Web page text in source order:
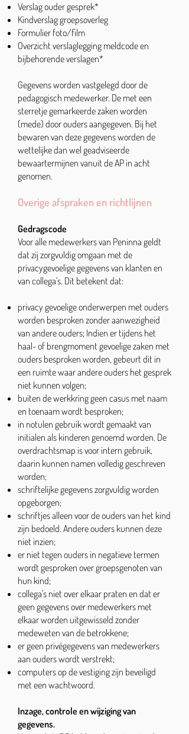
Verslag ouder gesprek*
Kindverslag groepsoverleg
Formulier foto/film
Overzicht verslaglegging meldcode en
bijbehorende verslagen*
Gegevens worden vastgelegd door de
pedagogisch medewerker. De met een
sterretje gemarkeerde zaken worden
(mede) door ouders aangegeven. Bij het
bewaren van deze gegevens worden de
wettelijke dan wel geadviseerde
bewaartermijnen vanuit de AP in acht
genomen.
Overige afspraken en richtlijnen
Gedragscode
Voor alle medewerkers van Peninna geldt
dat zij zorgvuldig omgaan met de
privacygevoelige gegevens van klanten en
van collega’s. Dit betekent dat:
privacy gevoelige onderwerpen met ouders
worden besproken zonder aanwezigheid
van andere ouders; Indien er tijdens het
haal- of brengmoment gevoelige zaken met
ouders besproken worden, gebeurt dit in
een ruimte waar andere ouders het gesprek
niet kunnen volgen;
buiten de werkkring geen casus met naam
en toenaam wordt besproken;
in notulen gebruik wordt gemaakt van
initialen als kinderen genoemd worden. De
overdrachtsmap is voor intern gebruik,
daarin kunnen namen volledig geschreven
worden;
schriftelijke gegevens zorgvuldig worden
opgeborgen;
schriftjes alleen voor de ouders van het kind
zijn bedoeld. Andere ouders kunnen deze
niet inzien;
er niet tegen ouders in negatieve termen
wordt gesproken over groepsgenoten van
hun kind;
collega’s niet over elkaar praten en dat er
geen gegevens over medewerkers met
elkaar worden uitgewisseld zonder
medeweten van de betrokkene;
er geen privégegevens van medewerkers
aan ouders wordt verstrekt;
computers op de vestiging zijn beveiligd
met een wachtwoord.
Inzage, controle en wijziging van
gegevens.